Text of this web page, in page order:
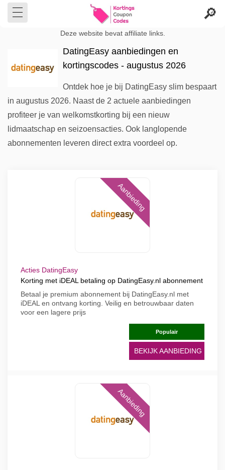
Deze website bevat affiliate links.
DatingEasy aanbiedingen en
kortingscodes - augustus 2026
Ontdek hoe je bij DatingEasy slim bespaart
in augustus 2026. Naast de 2 actuele aanbiedingen
profiteer je van welkomstkorting bij een nieuw
lidmaatschap en seizoensacties. Ook langlopende
abonnementen leveren direct extra voordeel op.
Aanbieding
Acties DatingEasy
Korting met iDEAL betaling op DatingEasy.nl abonnement
Betaal je premium abonnement bij DatingEasy.nl met
iDEAL en ontvang korting. Veilig en betrouwbaar daten
voor een lagere prijs
Populair
BEKIJK AANBIEDING
Aanbieding